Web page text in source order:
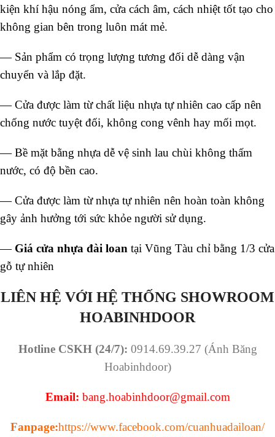
kiện khí hậu nóng ẩm, cửa cách âm, cách nhiệt tốt tạo cho
không gian bên trong luôn mát mẻ.
— Sản phẩm có trọng lượng tương đối dễ dàng vận
chuyển và lắp đặt.
— Cửa được làm từ chất liệu nhựa tự nhiên cao cấp nên
chống nước tuyệt đối, không cong vênh hay mối mọt.
— Bề mặt bằng nhựa dễ vệ sinh lau chùi không thấm
nước, có độ bền cao.
— Cửa được làm từ nhựa tự nhiên nên hoàn toàn không
gây ảnh hưởng tới sức khỏe người sử dụng.
— Giá cửa nhựa đài loan tại Vũng Tàu chỉ bằng 1/3 cửa
gỗ tự nhiên
LIÊN HỆ VỚI HỆ THỐNG SHOWROOM
HOABINHDOOR
Hotline CSKH (24/7): 0914.69.39.27 (Ánh Băng
Hoabinhdoor)
Email: bang.hoabinhdoor@gmail.com
Fanpage:https://www.facebook.com/cuanhuadailoan/